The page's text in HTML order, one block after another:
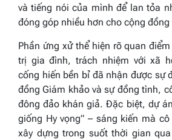
và tiếng nói của mình để lan tỏa
đóng góp nhiều hơn cho cộng đồng
Phần ứng xử thể hiện rõ quan
trị gia đình, trách nhiệm với xã
cống hiến bền bỉ đã nhận được sự
đồng Giám khảo và sự đồng tình,
đông đảo khán giả. Đặc biệt, dự
giống Hy vọng” – sáng kiến mà
xây dựng trong suốt thời gian